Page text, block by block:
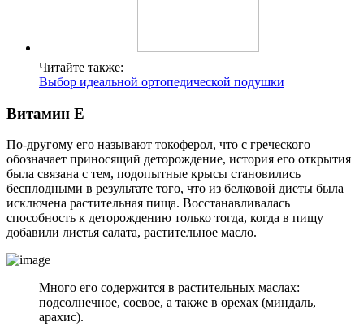
Читайте также:
Выбор идеальной ортопедической подушки
Витамин E
По-другому его называют токоферол, что с греческого
обозначает приносящий деторождение, история его открытия
была связана с тем, подопытные крысы становились
бесплодными в результате того, что из белковой диеты была
исключена растительная пища. Восстанавливалась
способность к деторождению только тогда, когда в пищу
добавили листья салата, растительное масло.
Много его содержится в растительных маслах:
подсолнечное, соевое, а также в орехах (миндаль,
арахис).